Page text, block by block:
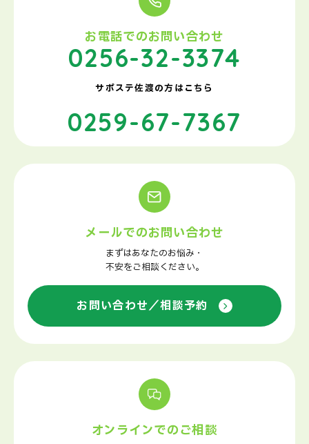
お電話でのお問い合わせ
0256-32-3374
サポステ佐渡の方はこちら
0259-67-7367
メールでのお問い合わせ
まずはあなたのお悩み・
不安をご相談ください。
お問い合わせ／相談予約
オンラインでのご相談